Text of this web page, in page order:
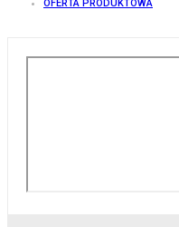
OFERTA PRODUKTOWA